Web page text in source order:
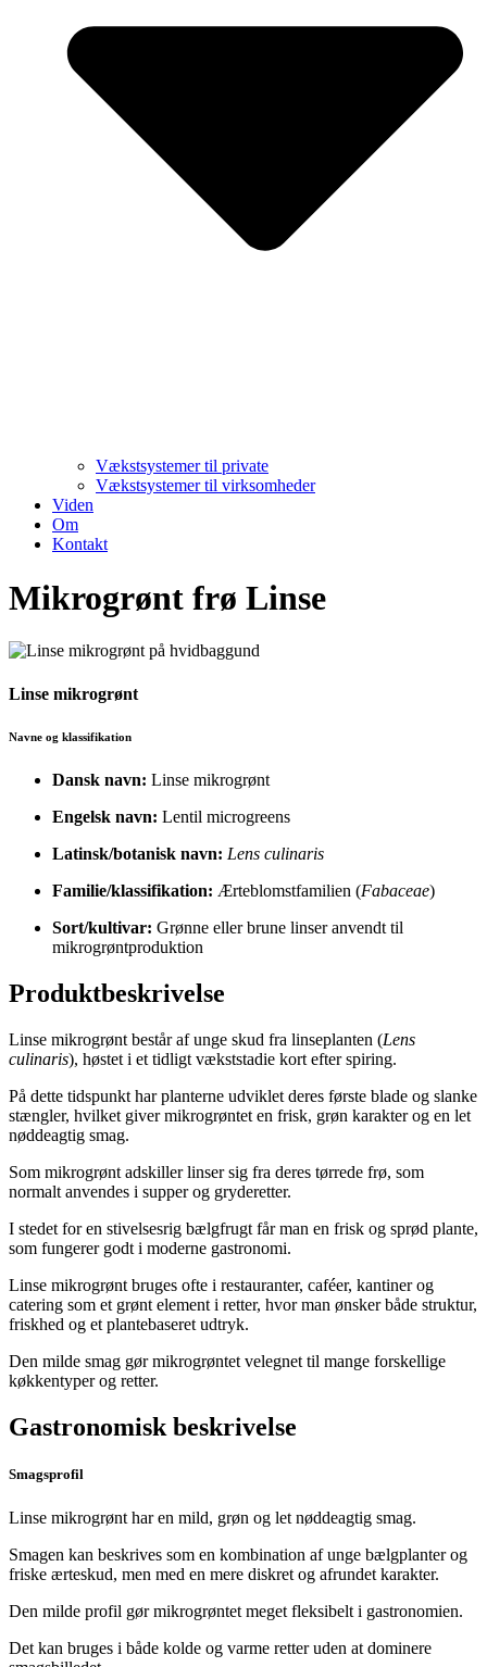
Vækstsystemer til private
Vækstsystemer til virksomheder
Viden
Om
Kontakt
Mikrogrønt frø Linse
Linse mikrogrønt
Navne og klassifikation
Dansk navn: Linse mikrogrønt
Engelsk navn: Lentil microgreens
Latinsk/botanisk navn: Lens culinaris
Familie/klassifikation: Ærteblomstfamilien (Fabaceae)
Sort/kultivar: Grønne eller brune linser anvendt til
mikrogrøntproduktion
Produktbeskrivelse
Linse mikrogrønt består af unge skud fra linseplanten (Lens
culinaris), høstet i et tidligt vækststadie kort efter spiring.
På dette tidspunkt har planterne udviklet deres første blade og slanke
stængler, hvilket giver mikrogrøntet en frisk, grøn karakter og en let
nøddeagtig smag.
Som mikrogrønt adskiller linser sig fra deres tørrede frø, som
normalt anvendes i supper og gryderetter.
I stedet for en stivelsesrig bælgfrugt får man en frisk og sprød plante,
som fungerer godt i moderne gastronomi.
Linse mikrogrønt bruges ofte i restauranter, caféer, kantiner og
catering som et grønt element i retter, hvor man ønsker både struktur,
friskhed og et plantebaseret udtryk.
Den milde smag gør mikrogrøntet velegnet til mange forskellige
køkkentyper og retter.
Gastronomisk beskrivelse
Smagsprofil
Linse mikrogrønt har en mild, grøn og let nøddeagtig smag.
Smagen kan beskrives som en kombination af unge bælgplanter og
friske ærteskud, men med en mere diskret og afrundet karakter.
Den milde profil gør mikrogrøntet meget fleksibelt i gastronomien.
Det kan bruges i både kolde og varme retter uden at dominere